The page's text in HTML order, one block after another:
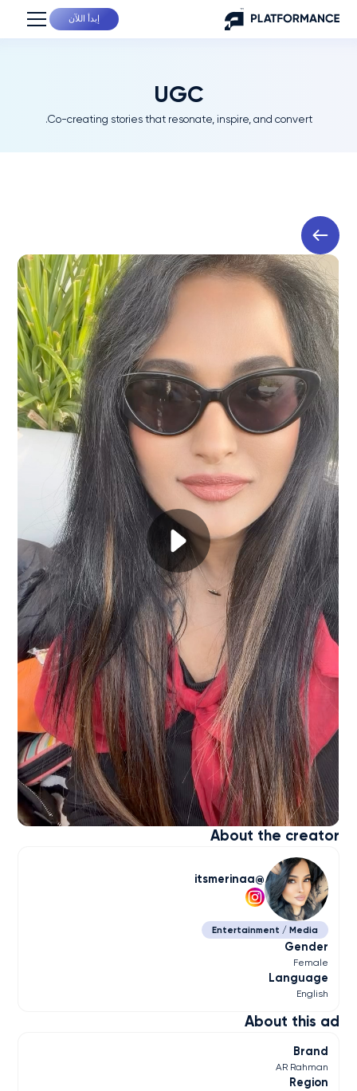
إبدأ اللآن
UGC
Co-creating stories that resonate, inspire, and convert.
About this ad
Brand
AR Rahman
Region
About the creator
itsmerinaa
Entertainment / Media
Gender
Female
Language
English